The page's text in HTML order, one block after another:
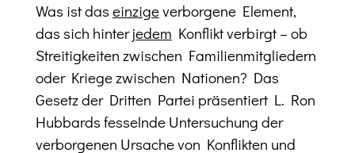
Was ist das einzigeverborgene Element,
das sich hinterjedem Konflikt verbirgt – ob
Streitigkeiten zwischen Familienmitgliedern
oder Kriege zwischen Nationen? Das
Gesetz der Dritten Partei präsentiert L. Ron
Hubbards fesselnde Untersuchung der
verborgenen Ursache von Konflikten und